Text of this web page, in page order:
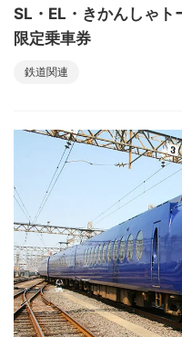
SL・EL・きかんしゃト
限定乗車券
鉄道関連